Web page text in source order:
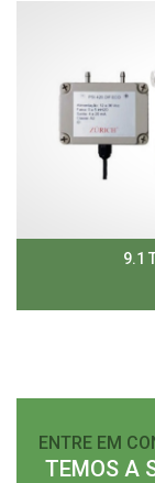
9.1
ENTRE EM
TEMOS A